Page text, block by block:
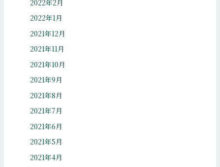
2022年2月
2022年1月
2021年12月
2021年11月
2021年10月
2021年9月
2021年8月
2021年7月
2021年6月
2021年5月
2021年4月